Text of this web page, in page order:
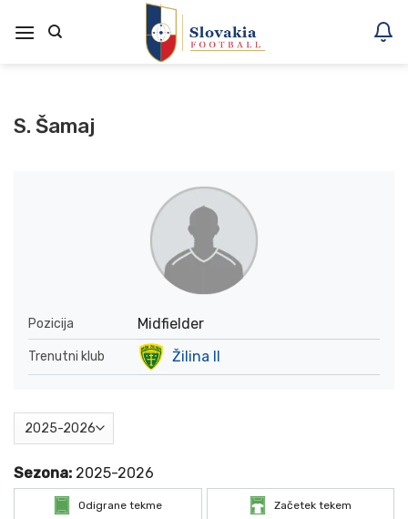
na
S. Šamaj
Pozicija Midfielder
Trenutni klub Žilina II
Sezona: 2025-2026
Odigrane tekme Začetek tekem